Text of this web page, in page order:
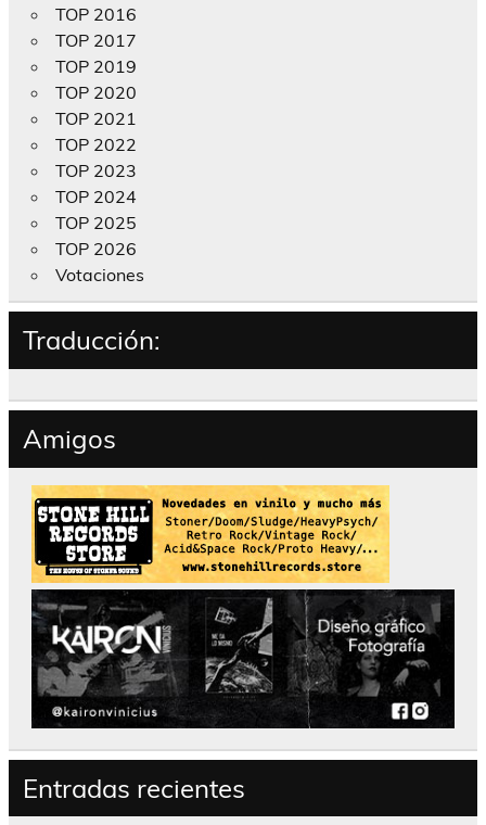
TOP 2016
TOP 2017
TOP 2019
TOP 2020
TOP 2021
TOP 2022
TOP 2023
TOP 2024
TOP 2025
TOP 2026
Votaciones
Traducción:
Amigos
Entradas recientes